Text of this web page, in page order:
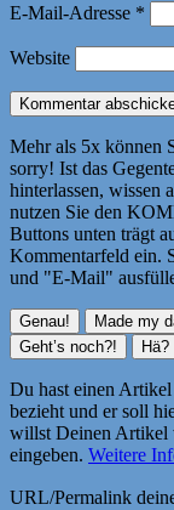
E-Mail-Adresse *
Website
Mehr als 5x können
sorry! Ist das
hinterlassen, wissen
nutzen Sie den
Buttons unten trägt
Kommentarfeld ein.
und "E-Mail"
Du hast einen
bezieht und er soll
willst Deinen Artikel
eingeben. Weitere
URL/Permalink